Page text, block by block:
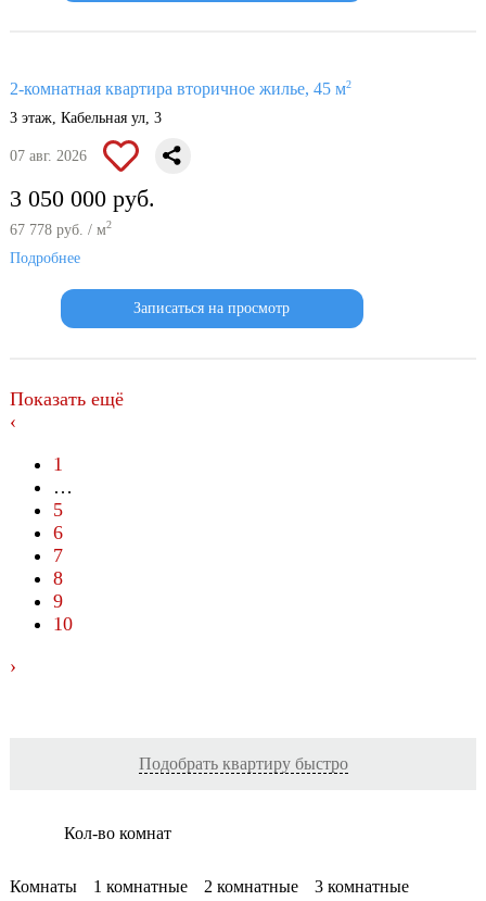
2-комнатная квартира вторичное жилье, 45 м2
3 этаж, Кабельная ул, 3
07 авг. 2026
3 050 000 руб.
67 778 руб. / м2
Подробнее
Записаться на просмотр
Показать ещё
‹
1
…
5
6
7
8
9
10
›
Подобрать квартиру быстро
Кол-во комнат
Комнаты 1 комнатные 2 комнатные
3 комнатные